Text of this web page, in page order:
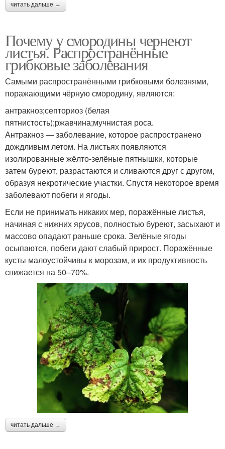
читать дальше →
Почему у смородины чернеют
листья. Распространённые
грибковые заболевания
Самыми распространёнными грибковыми болезнями,
поражающими чёрную смородину, являются:
антракноз;септориоз (белая
пятнистость);ржавчина;мучнистая роса.
Антракноз — заболевание, которое распространено
дождливым летом. На листьях появляются
изолированные жёлто-зелёные пятнышки, которые
затем буреют, разрастаются и сливаются друг с другом,
образуя некротические участки. Спустя некоторое время
заболевают побеги и ягоды.
Если не принимать никаких мер, поражённые листья,
начиная с нижних ярусов, полностью буреют, засыхают и
массово опадают раньше срока. Зелёные ягоды
осыпаются, побеги дают слабый прирост. Поражённые
кусты малоустойчивы к морозам, и их продуктивность
снижается на 50–70%.
читать дальше →